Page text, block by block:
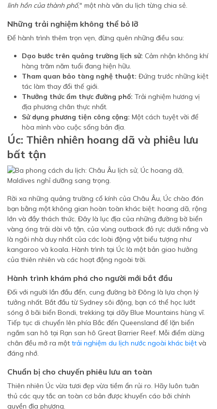
linh hồn của thành phố," một nhà văn du lịch từng chia sẻ.
Những trải nghiệm không thể bỏ lỡ
Để hành trình thêm trọn vẹn, đừng quên những điều sau:
Dạo bước trên quảng trường lịch sử: Cảm nhận không khí
hàng trăm năm tuổi đang hiện hữu.
Tham quan bảo tàng nghệ thuật: Đứng trước những kiệt
tác làm thay đổi thế giới.
Thưởng thức ẩm thực đường phố: Trải nghiệm hương vị
địa phương chân thực nhất.
Sử dụng phương tiện công cộng: Một cách tuyệt vời để
hòa mình vào cuộc sống bản địa.
Úc: Thiên nhiên hoang dã và phiêu lưu
bất tận
Rời xa những quảng trường cổ kính của Châu Âu, Úc chào đón
bạn bằng một không gian hoàn toàn khác biệt: hoang dã, rộng
lớn và đầy thách thức. Đây là lục địa của những đường bờ biển
vàng óng trải dài vô tận, của vùng outback đỏ rực dưới nắng và
là ngôi nhà duy nhất của các loài động vật biểu tượng như
kangaroo và koala. Hành trình tại Úc là một bản giao hưởng
của thiên nhiên và các hoạt động ngoài trời.
Hành trình khám phá cho người mới bắt đầu
Đối với người lần đầu đến, cung đường bờ Đông là lựa chọn lý
tưởng nhất. Bắt đầu từ Sydney sôi động, bạn có thể học lướt
sóng ở bãi biển Bondi, trekking tại dãy Blue Mountains hùng vĩ.
Tiếp tục di chuyển lên phía Bắc đến Queensland để lặn biển
ngắm san hô tại Rạn san hô Great Barrier Reef. Mỗi điểm dừng
chân đều mở ra một trải nghiệm du lịch nước ngoài khác biệt và
đáng nhớ.
Chuẩn bị cho chuyến phiêu lưu an toàn
Thiên nhiên Úc vừa tươi đẹp vừa tiềm ẩn rủi ro. Hãy luôn tuân
thủ các quy tắc an toàn cơ bản được khuyến cáo bởi chính
quyền địa phương.